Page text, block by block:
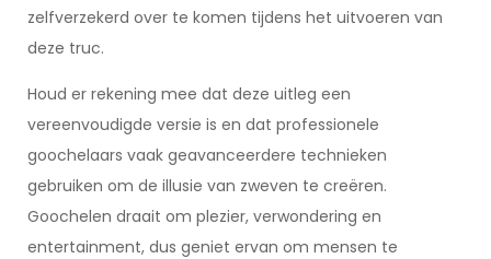
zelfverzekerd over te komen tijdens het uitvoeren van
deze truc.
Houd er rekening mee dat deze uitleg een
vereenvoudigde versie is en dat professionele
goochelaars vaak geavanceerdere technieken
gebruiken om de illusie van zweven te creëren.
Goochelen draait om plezier, verwondering en
entertainment, dus geniet ervan om mensen te